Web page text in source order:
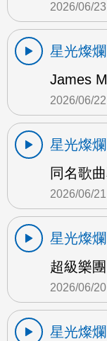
2026/06/23
星光燦爛
James
2026/06/22
星光燦爛
同名歌
2026/06/21
星光燦爛
超級樂
2026/06/20
星光燦爛